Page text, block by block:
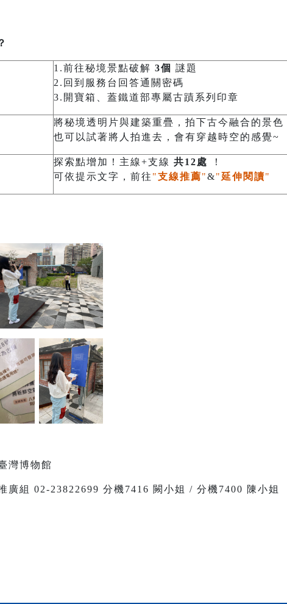
1.前往秘境景點破解 3個 謎題
2.回到服務台回答通關密碼
3.開寶箱、蓋鐵道部專屬古蹟系列印章
將秘境透明片與建築重疊，拍下古今融合的景色
也可以試著將人拍進去，會有穿越時空的感覺~
探索點增加！主線+支線 共12處
！
可依提示文字，前往 "支線推薦"&"延伸閱讀"
灣博物館
廣組 02-23822699 分機7416 闕小姐 / 分機7400 陳小姐